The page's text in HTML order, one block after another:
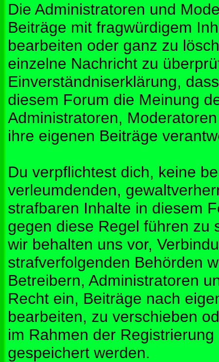
Die Administratoren und
Beiträge mit fragwürdigem
bearbeiten oder ganz zu
einzelne Nachricht zu
Einverständniserklärung,
diesem Forum die Meinung
Administratoren,
ihre eigenen Beiträge
Du verpflichtest dich, keine
verleumdenden,
strafbaren Inhalte in diesem
gegen diese Regel führen zu
wir behalten uns vor,
strafverfolgenden Behörden
Betreibern, Administratoren
Recht ein, Beiträge nach
bearbeiten, zu verschieben
im Rahmen der
gespeichert werden.